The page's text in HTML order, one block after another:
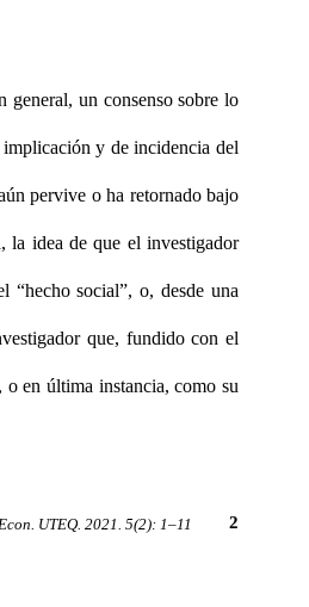
general, un consenso sobre lo
implicación y de incidencia del
pervive o ha retornado bajo
la idea de que el investigador
“hecho social”, o, desde una
que, fundido con el
en última instancia, como su
UTEQ. 2021. 5(2):1–11 2